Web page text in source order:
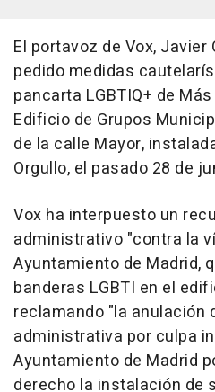
El portavoz de Vox, Javier
pedido medidas
pancarta LGBTIQ+ de
Edificio de Grupos
de la calle Mayor,
Orgullo, el pasado 28 de
Vox ha interpuesto un
administrativo "contra la
Ayuntamiento de Madrid,
banderas LGBTI en el
reclamando "la anulación
administrativa por culpa
Ayuntamiento de Madrid
derecho la instalación de